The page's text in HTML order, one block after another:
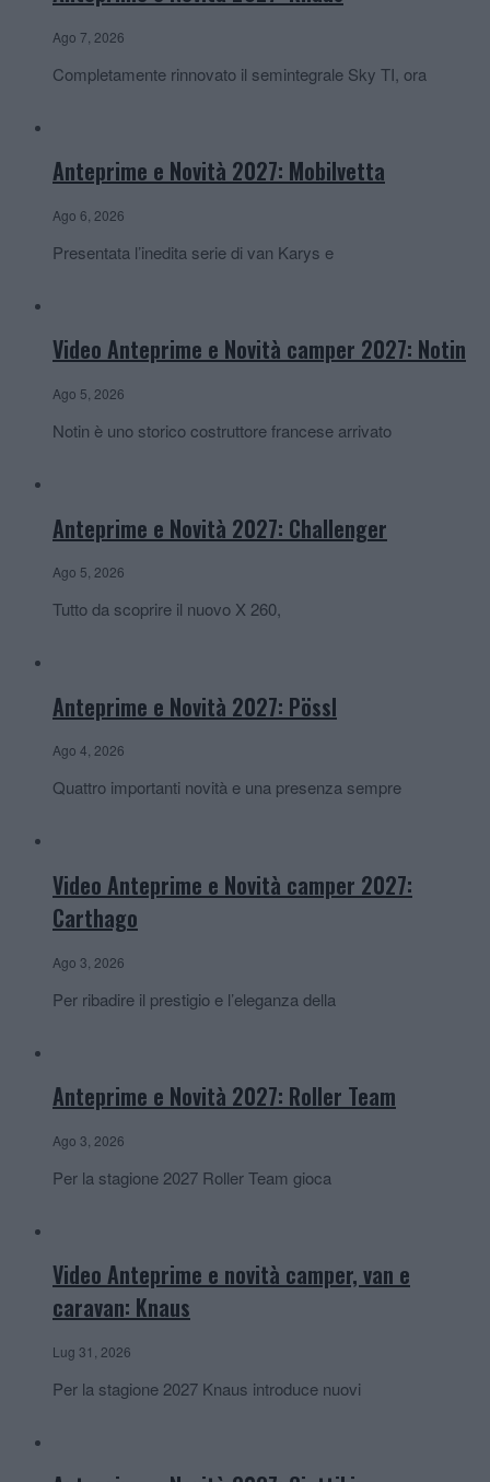
Ago 7, 2026
Completamente rinnovato il semintegrale Sky TI, ora
Anteprime e Novità 2027: Mobilvetta
Ago 6, 2026
Presentata l’inedita serie di van Karys e
Video Anteprime e Novità camper 2027: Notin
Ago 5, 2026
Notin è uno storico costruttore francese arrivato
Anteprime e Novità 2027: Challenger
Ago 5, 2026
Tutto da scoprire il nuovo X 260,
Anteprime e Novità 2027: Pössl
Ago 4, 2026
Quattro importanti novità e una presenza sempre
Video Anteprime e Novità camper 2027:
Carthago
Ago 3, 2026
Per ribadire il prestigio e l’eleganza della
Anteprime e Novità 2027: Roller Team
Ago 3, 2026
Per la stagione 2027 Roller Team gioca
Video Anteprime e novità camper, van e
caravan: Knaus
Lug 31, 2026
Per la stagione 2027 Knaus introduce nuovi